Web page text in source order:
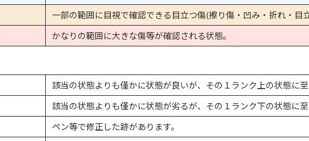
一部の範囲に目視で確認できる目立つ傷(擦り傷・凹み・折れ・目
かなりの範囲に大きな傷等が確認される状態。
該当の状態よりも僅かに状態が良いが、その１ランク上の状態に至
該当の状態よりも僅かに状態が劣るが、その１ランク下の状態に至
ペン等で修正した跡があります。